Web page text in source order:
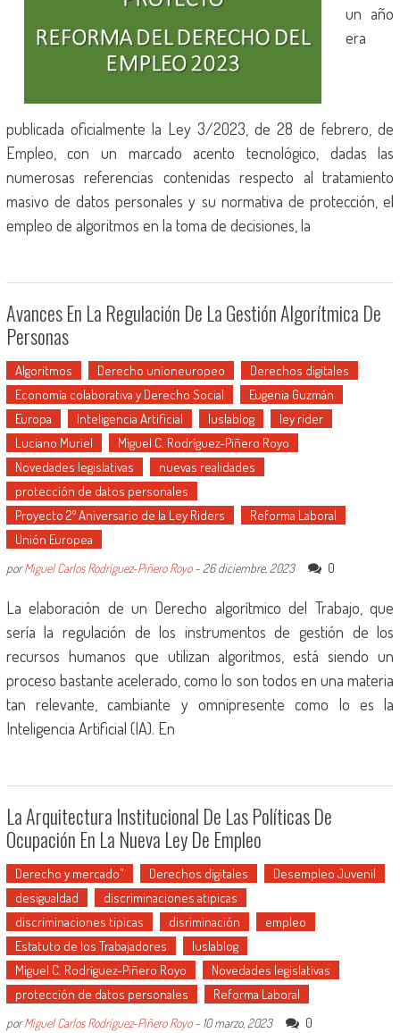
un año
era
publicada oficialmente la Ley 3/2023, de 28 de febrero, de
Empleo, con un marcado acento tecnológico, dadas las
numerosas referencias contenidas respecto al tratamiento
masivo de datos personales y su normativa de protección, el
empleo de algoritmos en la toma de decisiones, la
Avances En La Regulación De La Gestión Algorítmica De
Personas
Algoritmos Derecho unioneuropeo
Derechos digitales
Economía colaborativa y Derecho Social
Eugenia Guzmán
Europa
Inteligencia Artificial Iuslablog
ley rider
Luciano Muriel
Miguel C. Rodríguez-Piñero Royo
Novedades legislativas
nuevas realidades
protección de datos personales
Proyecto 2º Aniversario de la Ley Riders
Reforma Laboral
Unión Europea
porMiguel Carlos Rodríguez-Piñero Royo- 26 diciembre, 2023 0
La elaboración de un Derecho algorítmico del Trabajo, que
sería la regulación de los instrumentos de gestión de los
recursos humanos que utilizan algoritmos, está siendo un
proceso bastante acelerado, como lo son todos en una materia
tan relevante, cambiante y omnipresente como lo es la
Inteligencia Artificial (IA). En
La Arquitectura Institucional De Las Políticas De
Ocupación En La Nueva Ley De Empleo
Derecho y mercado" Derechos digitales
Desempleo Juvenil
desigualdad
discriminaciones atipicas
discriminaciones tipicas
disriminación
empleo
Estatuto de los Trabajadores
Iuslablog
Miguel C. Rodríguez-Piñero Royo
Novedades legislativas
protección de datos personales
Reforma Laboral
porMiguel Carlos Rodríguez-Piñero Royo- 10 marzo, 2023 0